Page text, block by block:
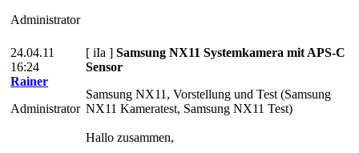
Administrator
24.04.11
16:24
Rainer
Administrator
[ iIa ] Samsung NX11 Systemkamera mit APS-C
Sensor
Samsung NX11, Vorstellung und Test (Samsung
NX11 Kameratest, Samsung NX11 Test)
Hallo zusammen,